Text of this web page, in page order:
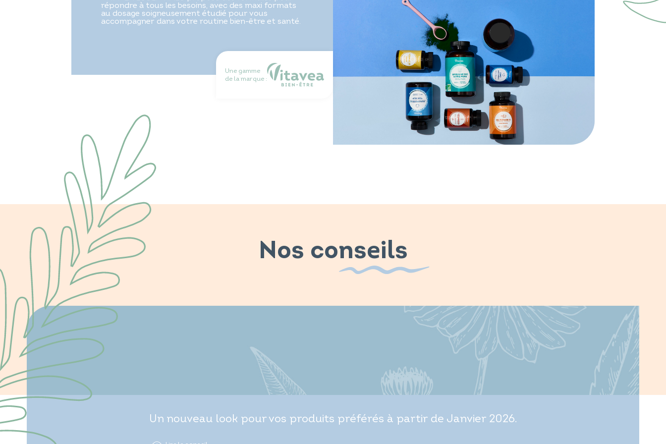
répondre à tous les besoins, avec des maxi formats
au dosage soigneusement étudié pour vous
accompagner dans votre routine bien-être et santé.
Une gamme
de la marque :
Nos conseils
Un nouveau look pour vos produits préférés à partir de Janvier 2026.